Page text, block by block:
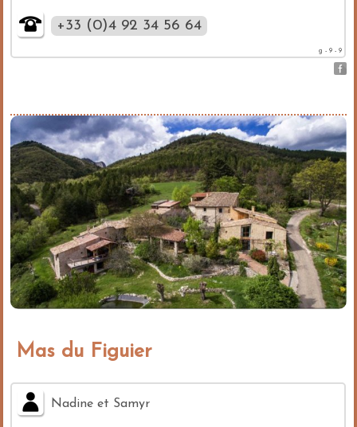
+33 (0)4 92 34 56 64
g - 9 - 9
Mas du Figuier
Nadine et Samyr